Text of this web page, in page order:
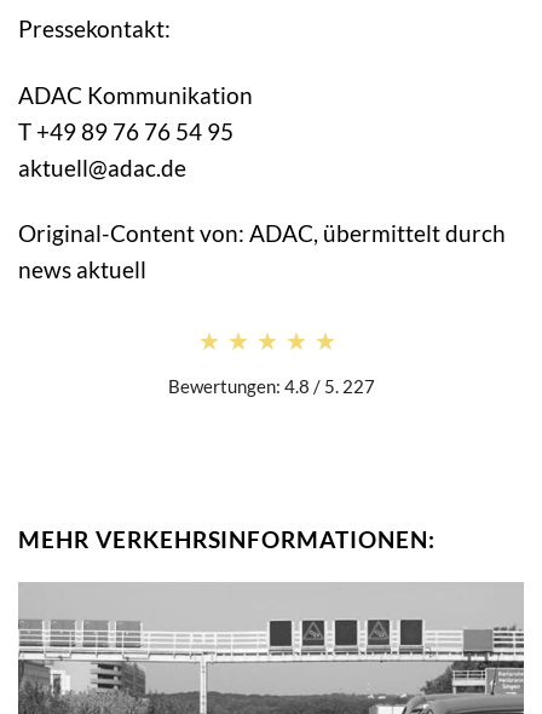
Pressekontakt:
ADAC Kommunikation
T +49 89 76 76 54 95
aktuell@adac.de
Original-Content von: ADAC, übermittelt durch
news aktuell
★★★★★
★★★★★
Bewertungen: 4.8 / 5. 227
MEHR VERKEHRSINFORMATIONEN: